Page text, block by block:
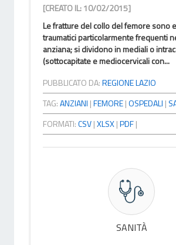
[CREATO IL: 10/02/2015]
Le fratture del collo del femore sono
traumatici particolarmente frequenti
anziana; si dividono in mediali o
(sottocapitate e mediocervicali con...
PUBBLICATO DA:REGIONE LAZIO
TAG:ANZIANI |FEMORE|OSPEDALI |
FORMATI:CSV|XLSX|PDF|
SANITÀ